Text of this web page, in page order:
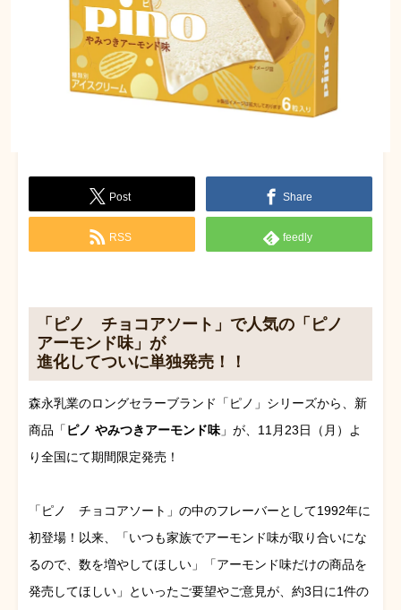
Post Share
RSS feedly
「ピノ チョコアソート」で人気の「ピノ
アーモンド味」が
進化してついに単独発売！！
森永乳業のロングセラーブランド「ピノ」シリーズから、新
商品「ピノ やみつきアーモンド味 」が、11月23日（月）よ
り全国にて期間限定発売！
「ピノ チョコアソート」の中のフレーバーとして1992年に
初登場！以来、「いつも家族でアーモンド味が取り合いにな
るので、数を増やしてほしい」「アーモンド味だけの商品を
発売してほしい」といったご要望やご意見が、約3日に1件の